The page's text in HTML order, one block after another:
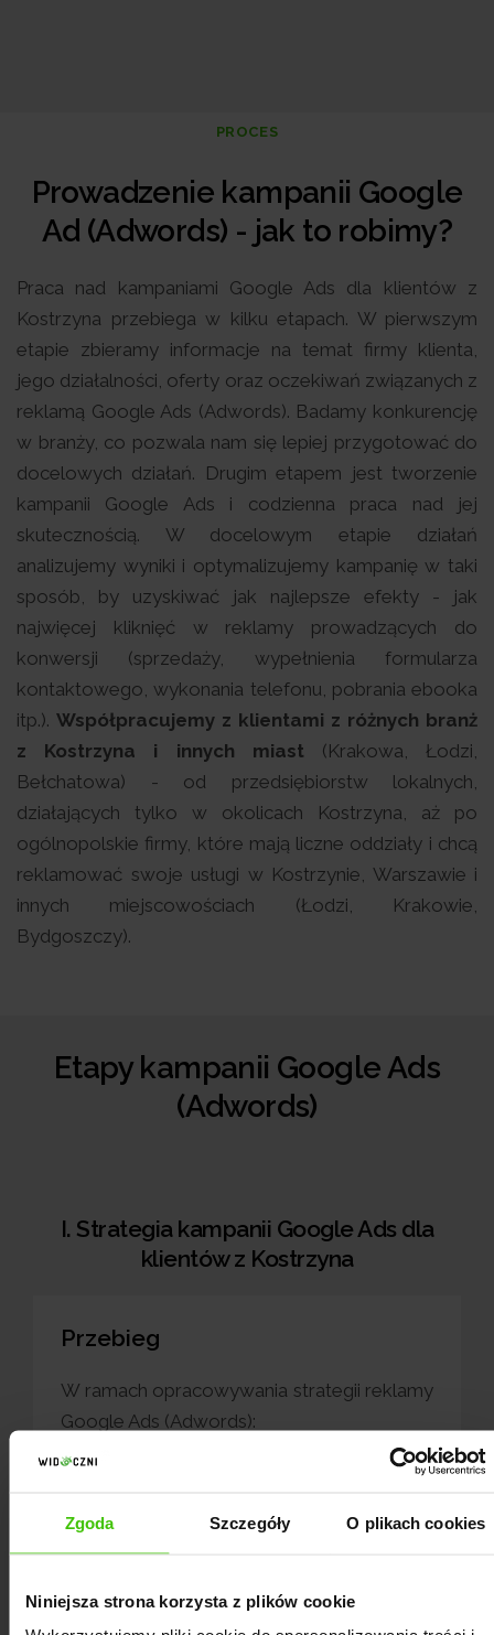
Zgoda Szczegóły O plikach cookies
Niniejsza strona korzysta z plików cookie
PROCES
Prowadzenie kampanii Google
Ad (Adwords) - jak to robimy?
Praca nad kampaniami Google Ads dla klientów z
Kostrzyna przebiega w kilku etapach. W pierwszym
etapie zbieramy informacje na temat firmy klienta,
jego działalności, oferty oraz oczekiwań związanych z
reklamą Google Ads (Adwords). Badamy konkurencję
w branży, co pozwala nam się lepiej przygotować do
docelowych działań. Drugim etapem jest tworzenie
kampanii Google Ads i codzienna praca nad jej
skutecznością. W docelowym etapie działań
analizujemy wyniki i optymalizujemy kampanię w taki
sposób, by uzyskiwać jak najlepsze efekty - jak
najwięcej kliknięć w reklamy prowadzących do
konwersji (sprzedaży, wypełnienia formularza
kontaktowego, wykonania telefonu, pobrania ebooka
itp.). Współpracujemy z klientami z różnych branż
z Kostrzyna i innych miast (Krakowa, Łodzi,
Bełchatowa) - od przedsiębiorstw lokalnych,
działających tylko w okolicach Kostrzyna, aż po
ogólnopolskie firmy, które mają liczne oddziały i chcą
reklamować swoje usługi w Kostrzynie, Warszawie i
innych miejscowościach (Łodzi, Krakowie,
Bydgoszczy).
Etapy kampanii Google Ads
(Adwords)
I. Strategia kampanii Google Ads dla
klientów z Kostrzyna
Przebieg
W ramach opracowywania strategii reklamy
Google Ads (Adwords):
konkurencji,
przeprowadzamy research słów